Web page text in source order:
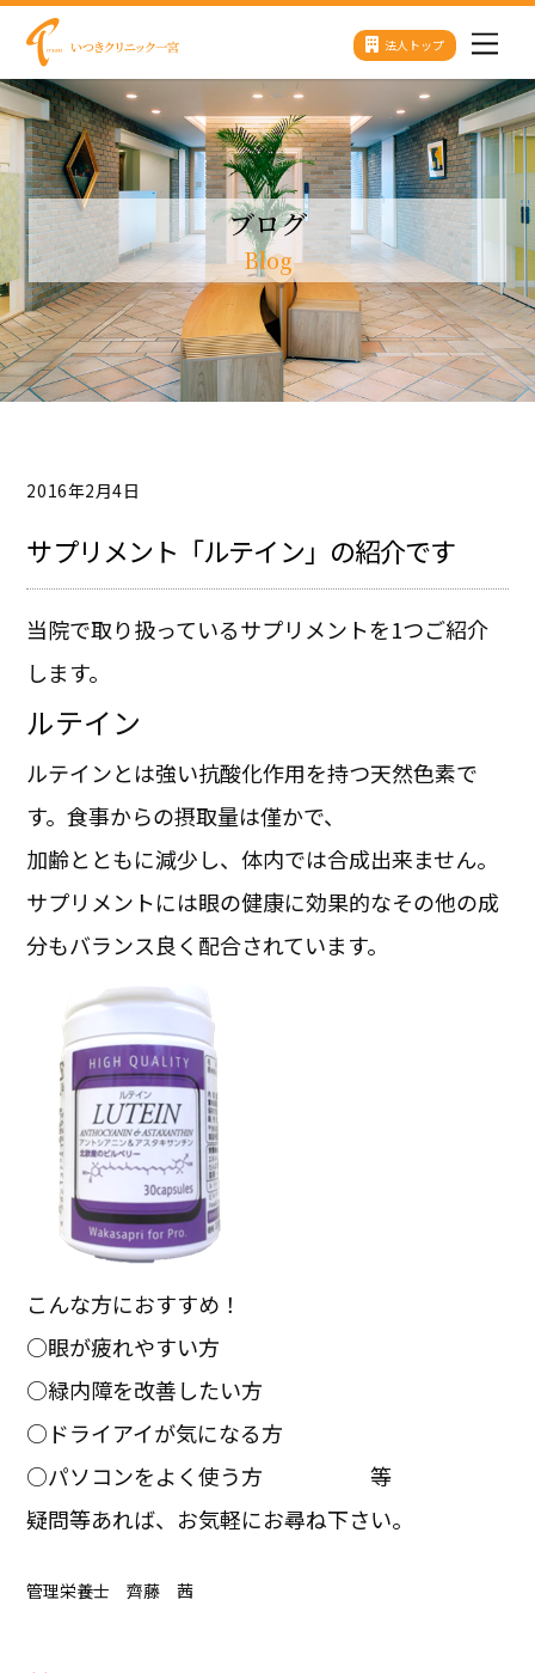
content
法人トップ
ブログ
Blog
2016年2月4日
サプリメント「ルテイン」の紹介です
当院で取り扱っているサプリメントを1つご紹介
します。
ルテイン
ルテインとは強い抗酸化作用を持つ天然色素で
す。食事からの摂取量は僅かで、
加齢とともに減少し、体内では合成出来ません。
サプリメントには眼の健康に効果的なその他の成
分もバランス良く配合されています。
こんな方におすすめ！
○眼が疲れやすい方
○緑内障を改善したい方
○ドライアイが気になる方
○パソコンをよく使う方 等
疑問等あれば、お気軽にお尋ね下さい。
管理栄養士 齊藤 茜